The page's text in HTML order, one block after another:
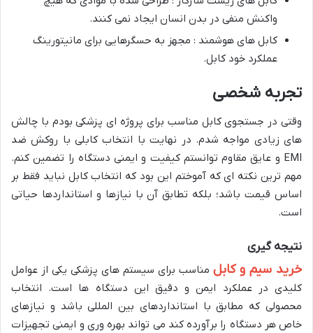
واکنش منفی در بدن انسان ایجاد نمی کنند.
کابل های هوشمند : مجهز به حسگرهایی برای مانیتورینگ
عملکرد خود کابل.
تجربه شخصی
وقتی در جستجوی کابل مناسب برای پروژه ای پزشکی بودم با چالش
های زیادی مواجه شدم. در نهایت با انتخاب کابلی با روکش ضد
EMI و عایق مقاوم توانستم کیفیت و ایمنی دستگاه را تضمین کنم.
مهم ترین نکته ای که آموختم این بود که انتخاب کابل نباید فقط بر
اساس قیمت باشد؛ بلکه تطابق آن با نیازها و استانداردها حیاتی
است.
نتیجه گیری
خرید سیم و کابل مناسب برای سیستم های پزشکی یکی از عوامل
کلیدی در عملکرد ایمن و دقیق این دستگاه ها است. انتخاب
محصولی که مطابق با استانداردهای بین المللی باشد و نیازهای
خاص هر دستگاه را برآورده کند می تواند بهره وری و ایمنی تجهیزات